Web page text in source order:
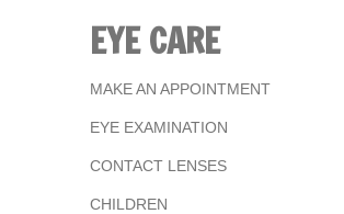
EYE CARE
MAKE AN APPOINTMENT
EYE EXAMINATION
CONTACT LENSES
CHILDREN